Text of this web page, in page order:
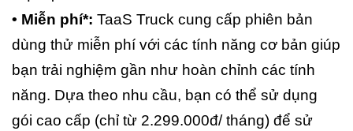
• Miễn phí*: TaaS Truck cung cấp phiên bản
dùng thử miễn phí với các tính năng cơ bản giúp
bạn trải nghiệm gần như hoàn chỉnh các tính
năng. Dựa theo nhu cầu, bạn có thể sử dụng
gói cao cấp (chỉ từ 2.299.000đ/ tháng) để sử